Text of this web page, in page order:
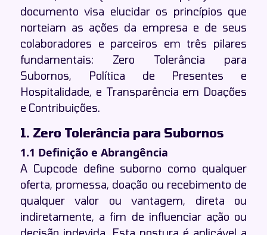
documento visa elucidar os princípios que
norteiam as ações da empresa e de seus
colaboradores e parceiros em três pilares
fundamentais: Zero Tolerância para
Subornos, Política de Presentes e
Hospitalidade, e Transparência em Doações
e Contribuições.
1. Zero Tolerância para Subornos
1.1 Definição e Abrangência
A Cupcode define suborno como qualquer
oferta, promessa, doação ou recebimento de
qualquer valor ou vantagem, direta ou
indiretamente, a fim de influenciar ação ou